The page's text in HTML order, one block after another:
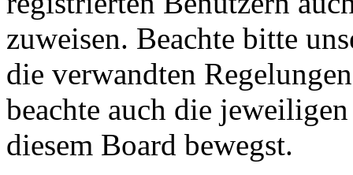
zuweisen. Beachte bitte
die verwandten
beachte auch die
diesem Board bewegst.